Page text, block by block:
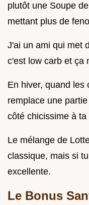
plutôt une Soupe
mettant plus de
J'ai un ami qui met
c'est low carb et ça
En hiver, quand les
remplace une
côté chicissime à
Le mélange de
classique, mais si
excellente.
Le Bonus